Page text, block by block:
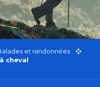
et randonnées
cheval